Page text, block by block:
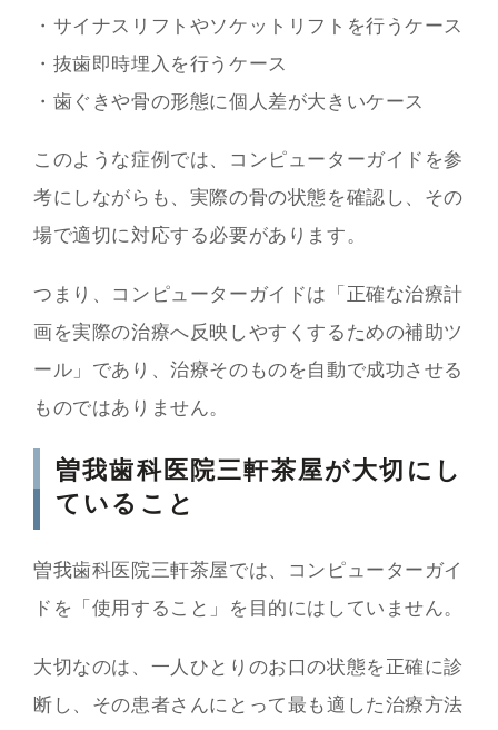
・サイナスリフトやソケットリフトを行うケース
・抜歯即時埋入を行うケース
・歯ぐきや骨の形態に個人差が大きいケース
このような症例では、コンピューターガイドを参
考にしながらも、実際の骨の状態を確認し、その
場で適切に対応する必要があります。
つまり、コンピューターガイドは「正確な治療計
画を実際の治療へ反映しやすくするための補助ツ
ール」であり、治療そのものを自動で成功させる
ものではありません。
曽我歯科医院三軒茶屋が大切にし
ていること
曽我歯科医院三軒茶屋では、コンピューターガイ
ドを「使用すること」を目的にはしていません。
大切なのは、一人ひとりのお口の状態を正確に診
断し、その患者さんにとって最も適した治療方法